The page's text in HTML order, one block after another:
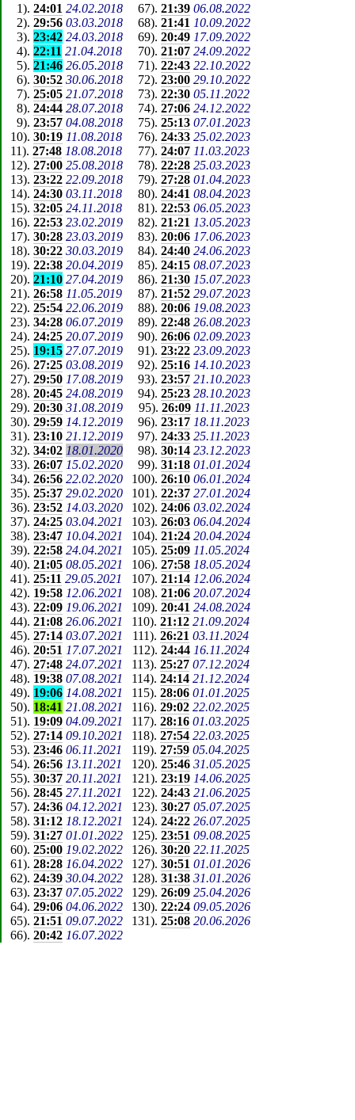
1). 24:01 24.02.2018 67). 21:39 06.08.2022
2). 29:56 03.03.2018 68). 21:41 10.09.2022
3). 23:42 24.03.2018 69). 20:49 17.09.2022
4).22:11 21.04.2018 70). 21:07 24.09.2022
5). 21:46 26.05.2018 71). 22:43 22.10.2022
6). 30:52 30.06.2018 72). 23:00 29.10.2022
7). 25:05 21.07.2018 73).22:30 05.11.2022
8). 24:44 28.07.2018 74). 27:06 24.12.2022
9). 23:57 04.08.2018 75). 25:13 07.01.2023
10).30:19 11.08.2018 76). 24:33 25.02.2023
11).27:48 18.08.2018 77).24:07 11.03.2023
12). 27:00 25.08.2018 78). 22:28 25.03.2023
13). 23:22 22.09.2018 79). 27:28 01.04.2023
14).24:30 03.11.2018 80). 24:41 08.04.2023
15).32:05 24.11.2018 81). 22:53 06.05.2023
16). 22:53 23.02.2019 82). 21:21 13.05.2023
17). 30:28 23.03.2019 83). 20:06 17.06.2023
18). 30:22 30.03.2019 84). 24:40 24.06.2023
19). 22:38 20.04.2019 85). 24:15 08.07.2023
20). 21:10 27.04.2019 86). 21:30 15.07.2023
21).26:58 11.05.2019 87). 21:52 29.07.2023
22). 25:54 22.06.2019 88). 20:06 19.08.2023
23). 34:28 06.07.2019 89). 22:48 26.08.2023
24). 24:25 20.07.2019 90). 26:06 02.09.2023
25). 19:15 27.07.2019 91). 23:22 23.09.2023
26). 27:25 03.08.2019 92). 25:16 14.10.2023
27). 29:50 17.08.2019 93). 23:57 21.10.2023
28). 20:45 24.08.2019 94). 25:23 28.10.2023
29). 20:30 31.08.2019 95). 26:09 11.11.2023
30). 29:59 14.12.2019 96).23:17 18.11.2023
31). 23:10 21.12.2019 97).24:33 25.11.2023
32). 34:02 18.01.2020 98). 30:14 23.12.2023
33). 26:07 15.02.2020 99). 31:18 01.01.2024
34). 26:56 22.02.2020 100). 26:10 06.01.2024
35). 25:37 29.02.2020 101). 22:37 27.01.2024
36). 23:52 14.03.2020 102). 24:06 03.02.2024
37). 24:25 03.04.2021 103). 26:03 06.04.2024
38). 23:47 10.04.2021 104). 21:24 20.04.2024
39). 22:58 24.04.2021 105).25:09 11.05.2024
40). 21:05 08.05.2021 106). 27:58 18.05.2024
41).25:11 29.05.2021 107). 21:14 12.06.2024
42). 19:58 12.06.2021 108). 21:06 20.07.2024
43). 22:09 19.06.2021 109). 20:41 24.08.2024
44). 21:08 26.06.2021 110).21:12 21.09.2024
45). 27:14 03.07.2021 111).26:21 03.11.2024
46). 20:51 17.07.2021 112). 24:44 16.11.2024
47). 27:48 24.07.2021 113).25:27 07.12.2024
48). 19:38 07.08.2021 114).24:14 21.12.2024
49). 19:06 14.08.2021 115).28:06 01.01.2025
50). 18:41 21.08.2021 116).29:02 22.02.2025
51). 19:09 04.09.2021 117).28:16 01.03.2025
52). 27:14 09.10.2021 118).27:54 22.03.2025
53).23:46 06.11.2021 119).27:59 05.04.2025
54).26:56 13.11.2021 120). 25:46 31.05.2025
55).30:37 20.11.2021 121). 23:19 14.06.2025
56).28:45 27.11.2021 122). 24:43 21.06.2025
57). 24:36 04.12.2021 123). 30:27 05.07.2025
58). 31:12 18.12.2021 124). 24:22 26.07.2025
59). 31:27 01.01.2022 125). 23:51 09.08.2025
60). 25:00 19.02.2022 126).30:20 22.11.2025
61). 28:28 16.04.2022 127). 30:51 01.01.2026
62). 24:39 30.04.2022 128). 31:38 31.01.2026
63). 23:37 07.05.2022 129). 26:09 25.04.2026
64). 29:06 04.06.2022 130). 22:24 09.05.2026
65). 21:51 09.07.2022 131). 25:08 20.06.2026
66). 20:42 16.07.2022